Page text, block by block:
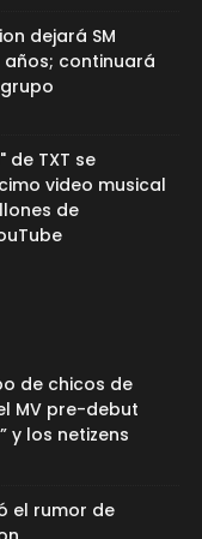
dejará SM
años; continuará
de TXT se
video musical
de
de chicos de
MV pre-debut
y los netizens
el rumor de